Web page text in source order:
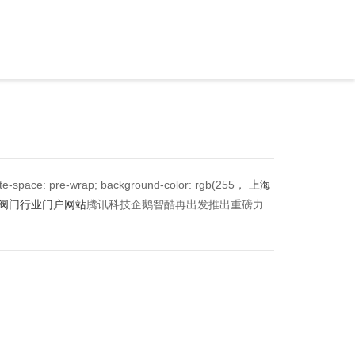
space: pre-wrap; background-color: rgb(255，
上海
门行业门户网站腾讯科技企鹅智酷再出发推出重磅力